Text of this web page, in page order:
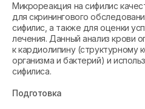
Микрореакция на сифилис
для скринингового
сифилис, а также для оценки
лечения. Данный анализ крови
к кардиолипину (структурному
организма и бактерий) и
сифилиса.
Подготовка